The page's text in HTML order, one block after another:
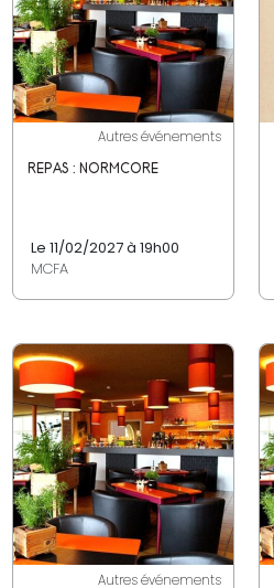
Autres événements
REPAS : NORMCORE
Le 11/02/2027 à 19h00
MCFA
Autres événements